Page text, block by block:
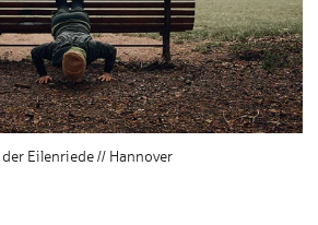
Eilenriede // Hannover